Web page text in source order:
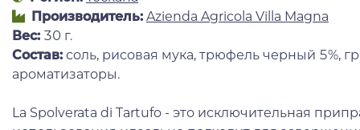
Производитель: Azienda Agricola Villa Magna
Вес: 30 г.
Состав: соль, рисовая мука, трюфель черный 5%,
ароматизаторы.
La Spolverata di Tartufo - это исключительная